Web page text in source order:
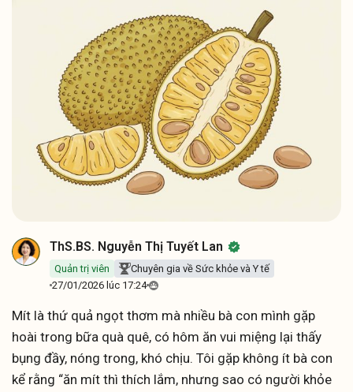
ThS.BS. Nguyễn Thị Tuyết Lan
Quản trị viên
Chuyên gia về Sức khỏe và Y tế
27/01/2026 lúc 17:24
Mít là thứ quả ngọt thơm mà nhiều bà con mình gặp
hoài trong bữa quà quê, có hôm ăn vui miệng lại thấy
bụng đầy, nóng trong, khó chịu. Tôi gặp không ít bà con
kể rằng “ăn mít thì thích lắm, nhưng sao có người khỏe